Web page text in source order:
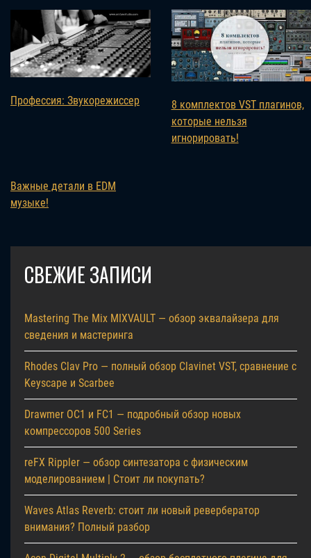
Профессия: Звукорежиссер
8 комплектов VST плагинов,
которые нельзя
игнорировать!
Важные детали в EDM
музыке!
СВЕЖИЕ ЗАПИСИ
Mastering The Mix MIXVAULT — обзор эквалайзера для
сведения и мастеринга
Rhodes Clav Pro — полный обзор Clavinet VST, сравнение с
Keyscape и Scarbee
Drawmer OC1 и FC1 — подробный обзор новых
компрессоров 500 Series
reFX Rippler — обзор синтезатора с физическим
моделированием | Стоит ли покупать?
Waves Atlas Reverb: стоит ли новый ревербератор
внимания? Полный разбор